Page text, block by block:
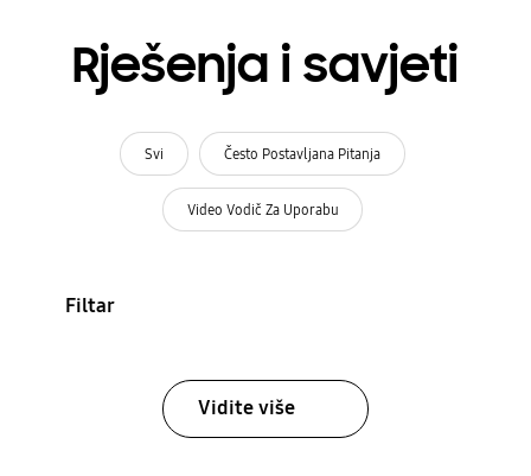
Rješenja i savjeti
Svi Često Postavljana Pitanja
Video Vodič Za Uporabu
Filtar
Vidite više